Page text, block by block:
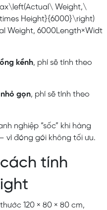
Weight,\
Height}{6000}\right)
Weight, 6000Length×Widt
kềnh, phí sẽ tính theo
gọn, phí sẽ tính theo
nghiệp “sốc” khi hàng
vì đóng gói không tối ưu.
tính
120 × 80 × 80 cm,